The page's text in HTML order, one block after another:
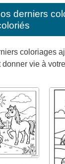
derniers
coloriages
donner vie à